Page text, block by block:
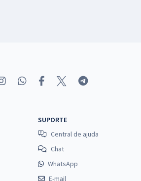
SUPORTE
Central de ajuda
Chat
WhatsApp
E-mail